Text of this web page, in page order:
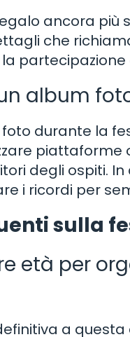
ancora più
che
un album
durante la
degli ospiti.
i ricordi per
sulla
età per
a